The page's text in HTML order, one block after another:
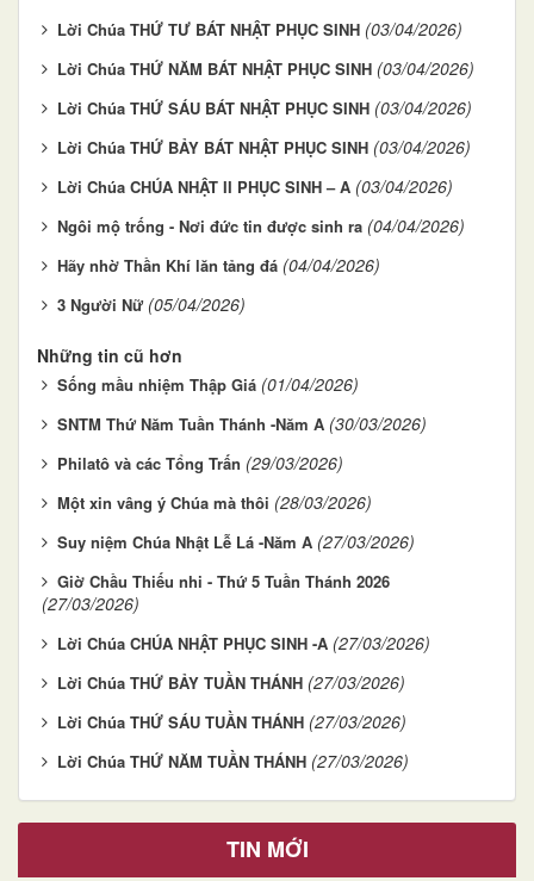
Lời Chúa THỨ TƯ BÁT NHẬT PHỤC SINH (03/04/2026)
Lời Chúa THỨ NĂM BÁT NHẬT PHỤC SINH (03/04/2026)
Lời Chúa THỨ SÁU BÁT NHẬT PHỤC SINH (03/04/2026)
Lời Chúa THỨ BẢY BÁT NHẬT PHỤC SINH (03/04/2026)
Lời Chúa CHÚA NHẬT II PHỤC SINH – A (03/04/2026)
Ngôi mộ trống - Nơi đức tin được sinh ra (04/04/2026)
Hãy nhờ Thần Khí lăn tảng đá (04/04/2026)
3 Người Nữ (05/04/2026)
Những tin cũ hơn
Sống mầu nhiệm Thập Giá (01/04/2026)
SNTM Thứ Năm Tuần Thánh -Năm A (30/03/2026)
Philatô và các Tổng Trấn (29/03/2026)
Một xin vâng ý Chúa mà thôi (28/03/2026)
Suy niệm Chúa Nhật Lễ Lá -Năm A (27/03/2026)
Giờ Chầu Thiếu nhi - Thứ 5 Tuần Thánh 2026
(27/03/2026)
Lời Chúa CHÚA NHẬT PHỤC SINH -A (27/03/2026)
Lời Chúa THỨ BẢY TUẦN THÁNH (27/03/2026)
Lời Chúa THỨ SÁU TUẦN THÁNH (27/03/2026)
Lời Chúa THỨ NĂM TUẦN THÁNH (27/03/2026)
TIN MỚI